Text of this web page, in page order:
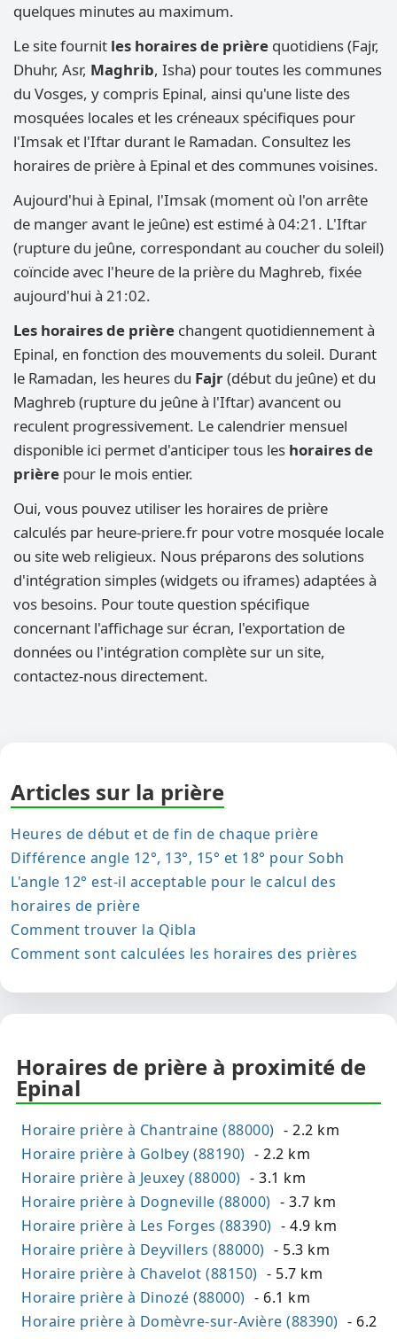
quelques minutes au maximum.
Le site fournit les horaires de prière quotidiens (Fajr,
Dhuhr, Asr, Maghrib, Isha) pour toutes les communes
du Vosges, y compris Epinal, ainsi qu'une liste des
mosquées locales et les créneaux spécifiques pour
l'Imsak et l'Iftar durant le Ramadan. Consultez les
horaires de prière à Epinal et des communes voisines.
Aujourd'hui à Epinal, l'Imsak (moment où l'on arrête
de manger avant le jeûne) est estimé à 04:21. L'Iftar
(rupture du jeûne, correspondant au coucher du soleil)
coïncide avec l'heure de la prière du Maghreb, fixée
aujourd'hui à 21:02.
Les horaires de prière changent quotidiennement à
Epinal, en fonction des mouvements du soleil. Durant
le Ramadan, les heures du Fajr(début du jeûne) et du
Maghreb (rupture du jeûne à l'Iftar) avancent ou
reculent progressivement. Le calendrier mensuel
disponible ici permet d'anticiper tous les horaires de
prière pour le mois entier.
Oui, vous pouvez utiliser les horaires de prière
calculés par heure-priere.fr pour votre mosquée locale
ou site web religieux. Nous préparons des solutions
d'intégration simples (widgets ou iframes) adaptées à
vos besoins. Pour toute question spécifique
concernant l'affichage sur écran, l'exportation de
données ou l'intégration complète sur un site,
contactez-nous directement.
Articles sur la prière
Heures de début et de fin de chaque prière
Différence angle 12°, 13°, 15° et 18° pour Sobh
L'angle 12° est-il acceptable pour le calcul des
horaires de prière
Comment trouver la Qibla
Comment sont calculées les horaires des prières
Horaires de prière à proximité de
Epinal
Horaire prière à Chantraine (88000) - 2.2 km
Horaire prière à Golbey (88190) - 2.2 km
Horaire prière à Jeuxey (88000) - 3.1 km
Horaire prière à Dogneville (88000) - 3.7 km
Horaire prière à Les Forges (88390) - 4.9 km
Horaire prière à Deyvillers (88000) - 5.3 km
Horaire prière à Chavelot (88150) - 5.7 km
Horaire prière à Dinozé (88000) - 6.1 km
Horaire prière à Domèvre-sur-Avière (88390) - 6.2